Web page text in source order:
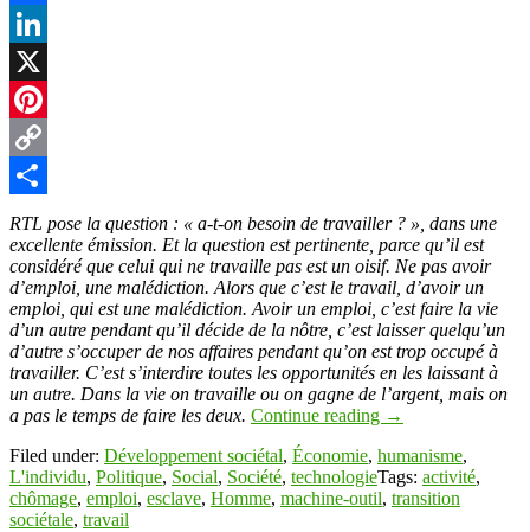
Facebook
LinkedIn
X
Pinterest
Copy
Link
Partager
RTL pose la question : « a-t-on besoin de travailler ? », dans une
excellente émission. Et la question est pertinente, parce qu’il est
considéré que celui qui ne travaille pas est un oisif. Ne pas avoir
d’emploi, une malédiction. Alors que c’est le travail, d’avoir un
emploi, qui est une malédiction. Avoir un emploi, c’est faire la vie
d’un autre pendant qu’il décide de la nôtre, c’est laisser quelqu’un
d’autre s’occuper de nos affaires pendant qu’on est trop occupé à
travailler. C’est s’interdire toutes les opportunités en les laissant à
un autre. Dans la vie on travaille ou on gagne de l’argent, mais on
a pas le temps de faire les deux. Continue reading →
Filed under: Développement sociétal, Économie, humanisme,
L'individu, Politique, Social, Société, technologieTags: activité,
chômage, emploi, esclave, Homme, machine-outil, transition
sociétale, travail